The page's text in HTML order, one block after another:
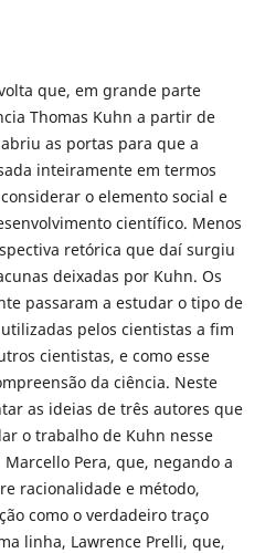
que, em grande parte
Thomas Kuhn a partir de
as portas para que a
inteiramente em termos
o elemento social e
científico. Menos
retórica que daí surgiu
deixadas por Kuhn. Os
passaram a estudar o tipo de
pelos cientistas a fim
cientistas, e como esse
da ciência. Neste
as ideias de três autores que
o trabalho de Kuhn nesse
Pera, que, negando a
racionalidade e método,
como o verdadeiro traço
linha, Lawrence Prelli, que,